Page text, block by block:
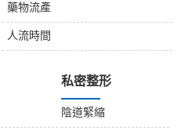
藥物流產
人流時間
私密整形
陰道緊縮